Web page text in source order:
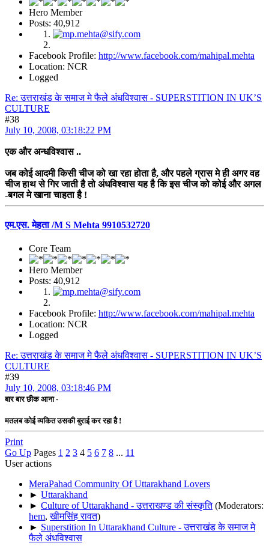
Hero Member
Posts: 40,912
Facebook Profile: http://www.facebook.com/mahipal.mehta
Location: NCR
Logged
Re: उत्तराखंड के समाज मे फैले अंधविश्वास - SUPERSTITION IN UK’S
CULTURE
#38
July 10, 2008, 03:18:22 PM
एक और अन्धविश्वास ..
जब कोई आदमी किसी चीज को खा रहा होता है, और पहले ग्रास मे ही अगर वह
चीज हाथ से गिर जाती है तो अंधविश्वास यह है कि इस चीज को कोई और अगल
-बगल मे खाना चाहता है !
एम.एस. मेहता /M S Mehta 9910532720
Core Team
Hero Member
Posts: 40,912
Facebook Profile: http://www.facebook.com/mahipal.mehta
Location: NCR
Logged
Re: उत्तराखंड के समाज मे फैले अंधविश्वास - SUPERSTITION IN UK’S
CULTURE
#39
July 10, 2008, 03:18:46 PM
बार बार छीक आना -
मतलब कोई व्यकित उसकी बुराई कर रहा है !
Print
Go Up Pages 1 2 3 4 5 6 7 8 ... 11
User actions
MeraPahad Community Of Uttarakhand Lovers
► Uttarakhand
► Culture of Uttarakhand - उत्तराखण्ड की संस्कृति (Moderators:
hem,खीमसिंह रावत)
► Superstition In Uttarakhand Culture - उत्तराखंड के समाज मे
फैले अंधविश्वास